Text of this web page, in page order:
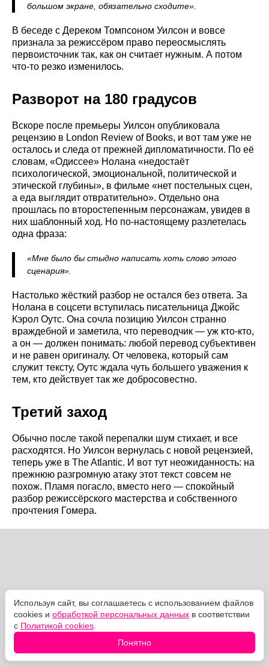
большом экране, обязательно сходите».
В беседе с Дереком Томпсоном Уилсон и вовсе
признала за режиссёром право переосмыслять
первоисточник так, как он считает нужным. А потом
что-то резко изменилось.
Разворот на 180 градусов
Вскоре после премьеры Уилсон опубликовала
рецензию в London Review of Books, и вот там уже не
осталось и следа от прежней дипломатичности. По её
словам, «Одиссее» Нолана «недостаёт
психологической, эмоциональной, политической и
этической глубины», в фильме «нет постельных сцен,
а еда выглядит отвратительно». Отдельно она
прошлась по второстепенным персонажам, увидев в
них шаблонный ход. Но по-настоящему разлетелась
одна фраза:
«Мне было бы стыдно написать хоть слово этого
сценария».
Настолько жёсткий разбор не остался без ответа. За
Нолана в соцсети вступилась писательница Джойс
Кэрол Оутс. Она сочла позицию Уилсон странно
враждебной и заметила, что переводчик — уж кто-кто,
а он — должен понимать: любой перевод субъективен
и не равен оригиналу. От человека, который сам
служит тексту, Оутс ждала чуть большего уважения к
тем, кто действует так же добросовестно.
Третий заход
Обычно после такой перепалки шум стихает, и все
расходятся. Но Уилсон вернулась с новой рецензией,
теперь уже в The Atlantic. И вот тут неожиданность: на
прежнюю разгромную атаку этот текст совсем не
похож. Пламя погасло, вместо него — спокойный
разбор режиссёрского мастерства и собственного
прочтения Гомера.
Используя сайт, вы соглашаетесь с использованием файлов
cookies и обработкой персональных данных в соответствии
с Политикой cookies
Понятно